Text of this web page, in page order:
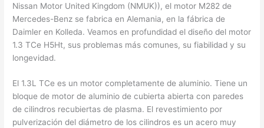
Nissan Motor United Kingdom (NMUK)), el motor M282 de
Mercedes-Benz se fabrica en Alemania, en la fábrica de
Daimler en Kolleda. Veamos en profundidad el diseño del motor
1.3 TCe H5Ht, sus problemas más comunes, su fiabilidad y su
longevidad.
El 1.3L TCe es un motor completamente de aluminio. Tiene un
bloque de motor de aluminio de cubierta abierta con paredes
de cilindros recubiertas de plasma. El revestimiento por
pulverización del diámetro de los cilindros es un acero muy